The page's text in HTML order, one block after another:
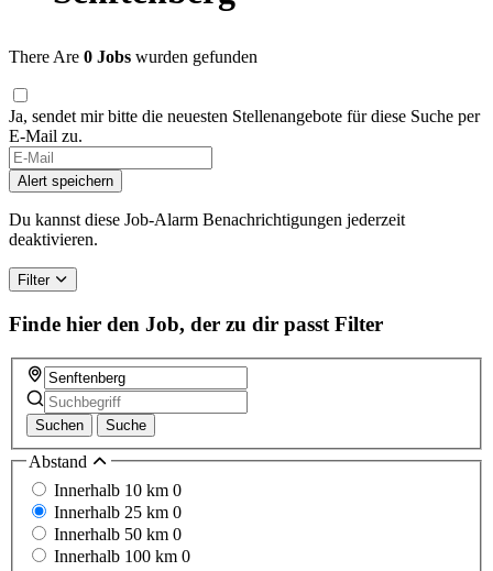
There Are 0 Jobs wurden gefunden
Ja, sendet mir bitte die neuesten Stellenangebote für diese Suche per
E-Mail zu.
If
you
are
a
human,
this
field
Alert speichern
Du kannst diese Job-Alarm Benachrichtigungen jederzeit
deaktivieren.
Filter
Finde hier den Job, der zu dir passt Filter
Suchen Suche
Abstand
Innerhalb 10 km 0
Innerhalb 25 km 0
Innerhalb 50 km 0
Innerhalb 100 km 0